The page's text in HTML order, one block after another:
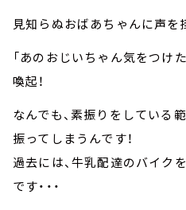
見知らぬおばあちゃんに声を掛
「あのおじいちゃん気をつけ
喚起！
なんでも、素振りをしている
振ってしまうんです！
過去には、牛乳配達のバイク
です・・・